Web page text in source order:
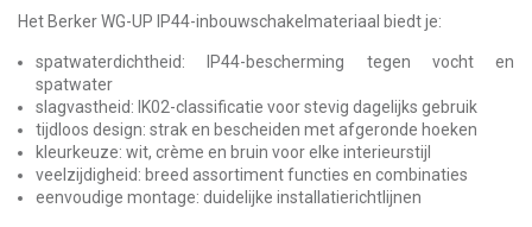
Het Berker WG-UP IP44-inbouwschakelmateriaal biedt je:
spatwaterdichtheid: IP44-bescherming tegen vocht en
spatwater
slagvastheid: IK02-classificatie voor stevig dagelijks gebruik
tijdloos design: strak en bescheiden met afgeronde hoeken
kleurkeuze: wit, crème en bruin voor elke interieurstijl
veelzijdigheid: breed assortiment functies en combinaties
eenvoudige montage: duidelijke installatierichtlijnen